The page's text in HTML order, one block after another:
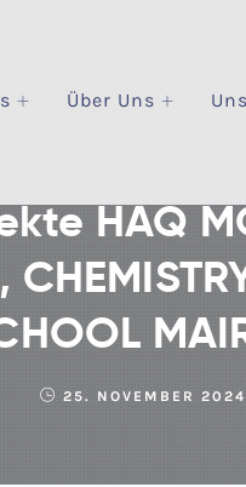
Über Uns
HAQ
25. NOVEMBER 2024